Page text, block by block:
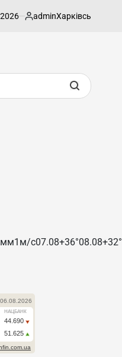
adminХарківський суд виніс
мм1 м/c07.08+36°08.08+32°